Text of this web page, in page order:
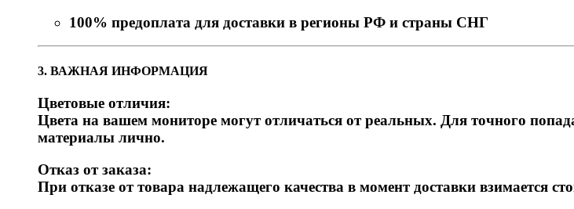
100% предоплата для доставки в регионы РФ и страны СНГ
3. ВАЖНАЯ ИНФОРМАЦИЯ
Цветовые отличия:
Цвета на вашем мониторе могут отличаться от реальных. Для точного
материалы лично.
Отказ от заказа:
При отказе от товара надлежащего качества в момент доставки взимается